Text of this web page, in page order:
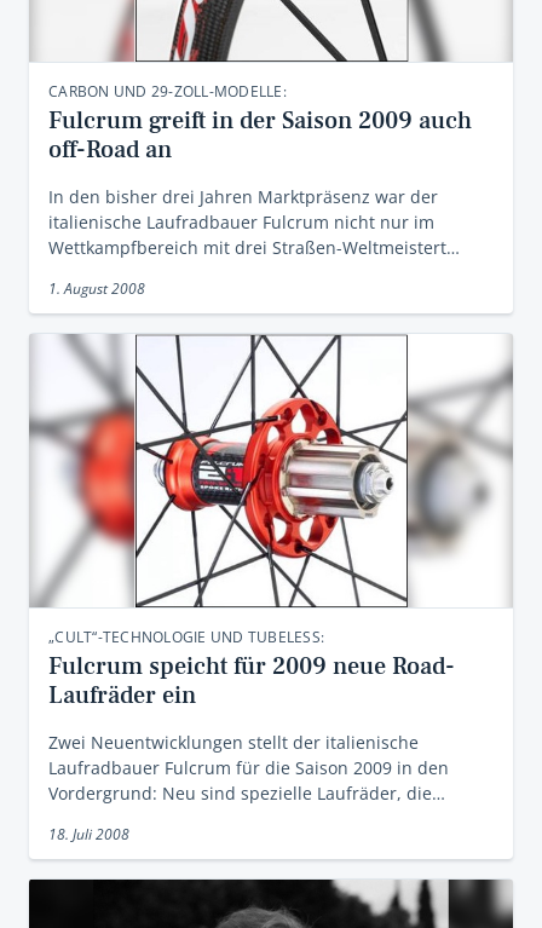
CARBON UND 29-ZOLL-MODELLE:
Fulcrum greift in der Saison 2009 auch
off-Road an
In den bisher drei Jahren Marktpräsenz war der
italienische Laufradbauer Fulcrum nicht nur im
Wettkampfbereich mit drei Straßen-Weltmeistert…
1. August 2008
„CULT“-TECHNOLOGIE UND TUBELESS:
Fulcrum speicht für 2009 neue Road-
Laufräder ein
Zwei Neuentwicklungen stellt der italienische
Laufradbauer Fulcrum für die Saison 2009 in den
Vordergrund: Neu sind spezielle Laufräder, die…
18. Juli 2008